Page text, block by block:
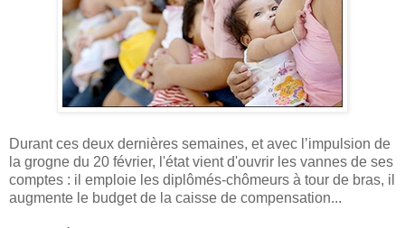
Durant ces deux dernières semaines, et avec l’impulsion de
la grogne du 20 février, l'état vient d'ouvrir les vannes de ses
comptes : il emploie les diplômés-chômeurs à tour de bras, il
augmente le budget de la caisse de compensation...